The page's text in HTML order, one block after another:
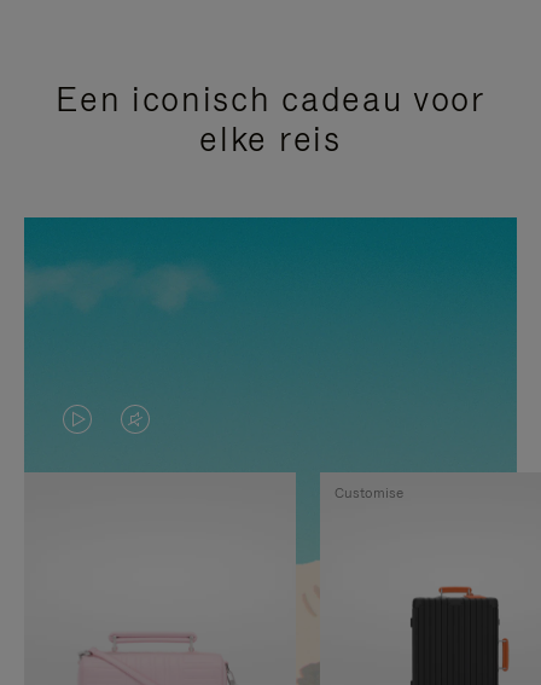
Een iconisch cadeau voor
elke reis
VIDEO
IS
GEPAUZEERD,
OP
HET
GELUID
Customise